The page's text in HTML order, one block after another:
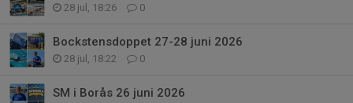
28 jul, 18:26 0
Bockstensdoppet 27-28 juni 2026
28 jul, 18:22 0
SM i Borås 26 juni 2026